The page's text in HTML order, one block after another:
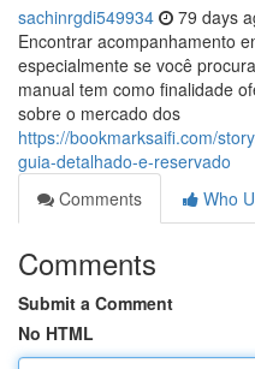
sachinrgdi549934 79 days
Encontrar acompanhamento
especialmente se você
manual tem como finalidade
sobre o mercado dos
https://bookmarksaifi.com/
guia-detalhado-e-reservado
Comments
Who
Comments
Submit a Comment
No HTML